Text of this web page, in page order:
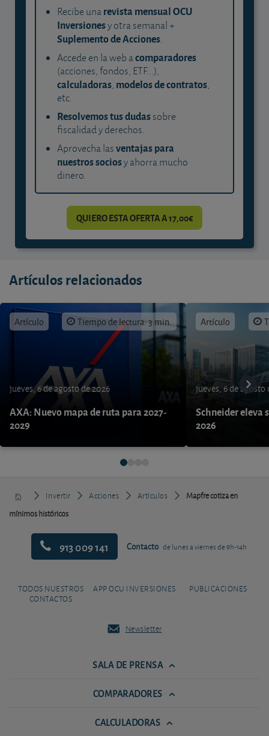
Recibe unarevista mensual OCU
Inversionesy otra semanal +
Suplemento de Acciones.
Accede en la web acomparadores
(acciones, fondos, ETF...),
calculadoras, modelos de contratos,
etc.
Resolvemos tus dudassobre
fiscalidad y derechos.
Aprovecha lasventajas para
nuestros sociosy ahorra mucho
dinero.
QUIERO ESTA OFERTA A 17,00€
Artículos relacionados
Artículo Tiempo de lectura: 3 min.
jueves, 6 de agosto de 2026
AXA: Nuevo mapa de ruta para 2027-
2029
Artículo
jueves, 6 de agosto
Schneider eleva
2026
Invertir Acciones Artículos
Mapfre cotiza en
mínimos históricos
913 009 141 Contacto de lunes a viernes de 9h-14h
TODOS NUESTROS
CONTACTOS
APP OCU INVERSIONES PUBLICACIONES
Newsletter
SALA DE PRENSA
COMPARADORES
CALCULADORAS